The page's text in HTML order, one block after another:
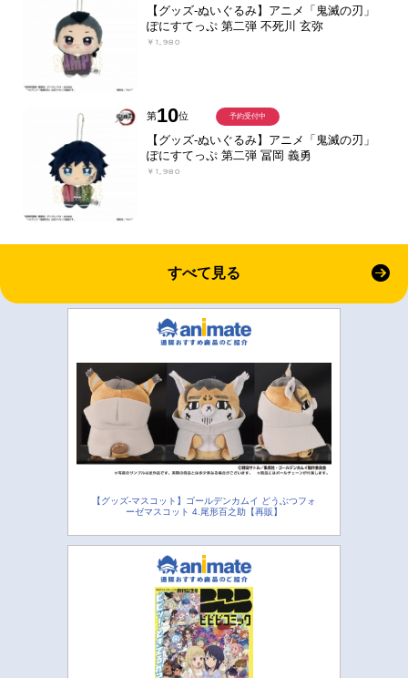
【グッズ-ぬいぐるみ】アニメ「鬼滅の刃」
ぽにすてっぷ 第二弾 不死川 玄弥
￥1,980
第10位
【グッズ-ぬいぐるみ】アニメ「鬼滅の刃」
ぽにすてっぷ 第二弾 冨岡 義勇
￥1,980
予約受付中
すべて見る
【グッズ-マスコット】ゴールデンカムイ どうぶつフォ
ーゼマスコット 4.尾形百之助【再販】